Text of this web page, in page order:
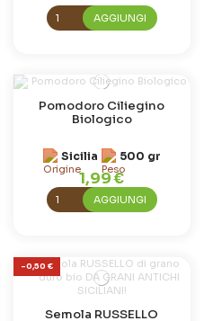
AGGIUNGI
Pomodoro Ciliegino
Biologico
Sicilia 500 gr
1,99 €
AGGIUNGI
-0,50 €
Semola RUSSELLO